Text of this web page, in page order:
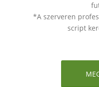
*A szerveren
script